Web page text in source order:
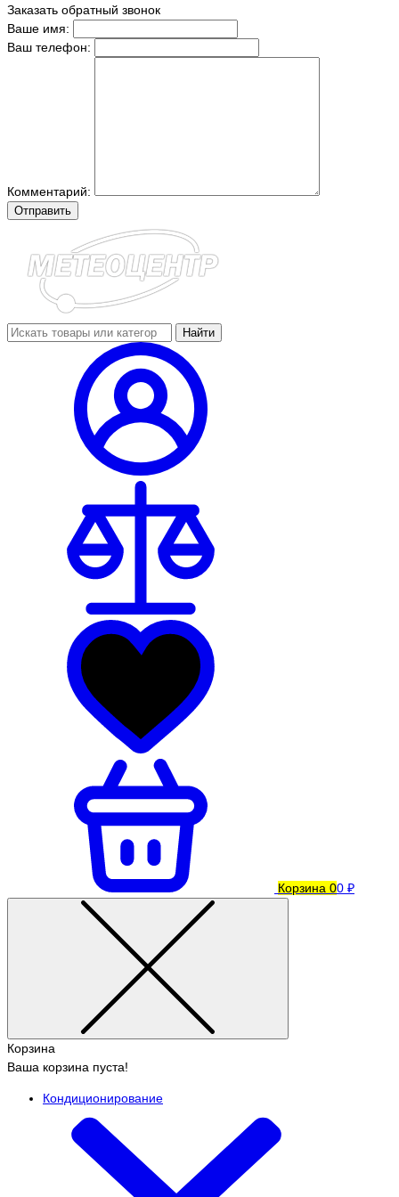
Заказать обратный звонок
Ваше имя:
Ваш телефон:
Комментарий:
Отправить
Найти
Корзина 00 ₽
Корзина
Ваша корзина пуста!
Кондиционирование